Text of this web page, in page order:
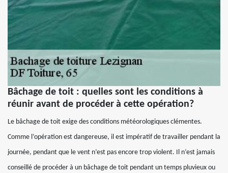
Bâchage de toit : quelles sont les conditions à
réunir avant de procéder à cette opération?
Le bâchage de toit exige des conditions météorologiques clémentes.
Comme l’opération est dangereuse, il est impératif de travailler pendant la
journée, pendant que le vent n’est pas encore trop violent. Il n’est jamais
conseillé de procéder à un bâchage de toit pendant un temps pluvieux ou